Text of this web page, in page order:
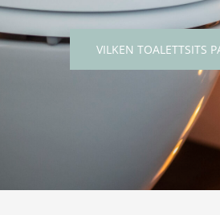
VILKEN TOALETTSITS